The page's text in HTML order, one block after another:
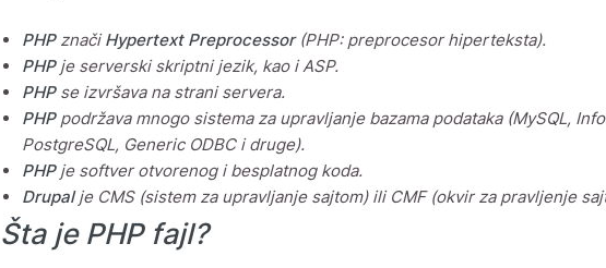
PHPznačiHypertext Preprocessor(PHP: preprocesor hiperteksta).
PHPje serverski skriptni jezik, kao i ASP.
PHPse izvršava na strani servera.
PHPpodržava mnogo sistema za upravljanje bazama podataka (MySQL,
PostgreSQL, Generic ODBC i druge).
PHPje softver otvorenog i besplatnog koda.
Drupalje CMS (sistem za upravljanje sajtom) ili CMF (okvir za pravljenje
Šta je PHP fajl?